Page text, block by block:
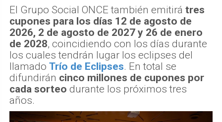
El Grupo Social ONCE también emitirá tres
cupones para los días 12 de agosto de
2026, 2 de agosto de 2027 y 26 de enero
de 2028, coincidiendo con los días durante
los cuales tendrán lugar los eclipses del
llamado Trío de Eclipses. En total se
difundirán cinco millones de cupones por
cada sorteo durante los próximos tres
años.